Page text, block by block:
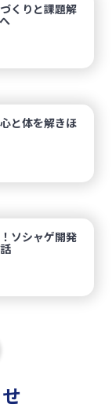
くりと課題解
と体を解きほ
ソシャゲ開発